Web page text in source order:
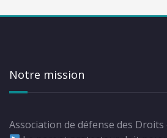
Notre mission
Association de défense des Droits